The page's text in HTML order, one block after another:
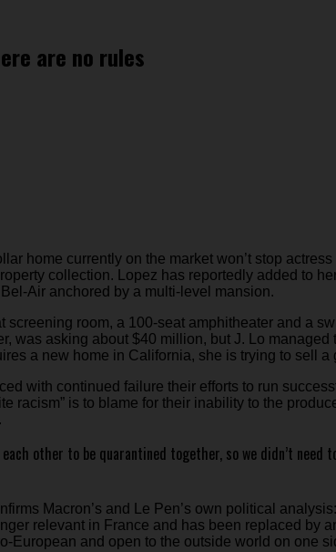
are no rules
home currently on the market won’t stop
collection. Lopez has reportedly added to
Air anchored by a multi-level mansion.
screening room, a 100-seat amphitheater and a
was asking about $40 million, but J. Lo managed
a new home in California, she is trying to sell a
with continued failure their efforts to run
racism” is to blame for their inability to the
other to be quarantined together, so we didn’t need
Macron’s and Le Pen’s own political
relevant in France and has been replaced by
European and open to the outside world on one